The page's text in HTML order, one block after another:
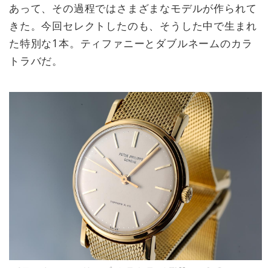
あって、その過程ではさまざまなモデルが作られて
きた。今回セレクトしたのも、そうした中で生まれ
た特別な1本。ティファニーとダブルネームのカラ
トラバだ。